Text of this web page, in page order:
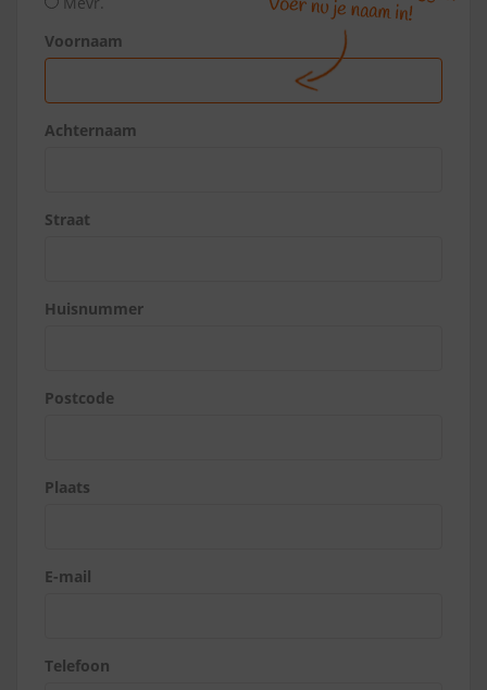
Voornaam
Achternaam
Straat
Huisnummer
Postcode
Plaats
E-mail
Telefoon